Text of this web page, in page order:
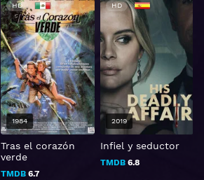
Tras el corazón
verde
TMDB 6.7
HD
1984
Infiel y seductor
TMDB6.8
HD
2019